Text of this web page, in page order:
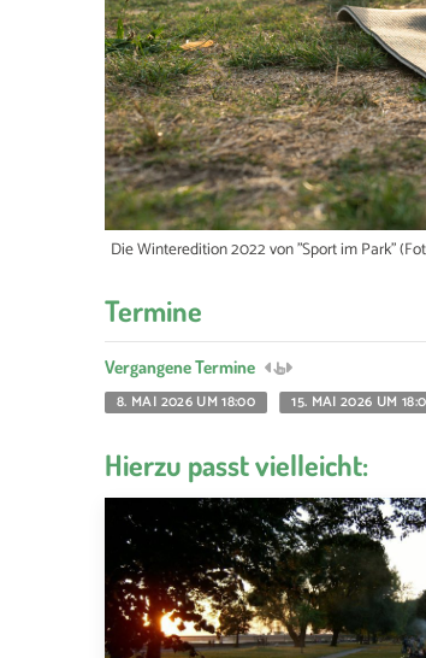
Die Winteredition 2022 von "Sport im Park"
Termine
Vergangene Termine
8. MAI 2026 UM 18:00
15. MAI 2026 UM
Hierzu passt vielleicht: